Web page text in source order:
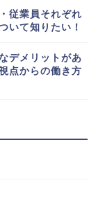
従業員それぞれ
いて知りたい！
デメリットがあ
点からの働き方